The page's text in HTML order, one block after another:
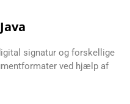
signatur og forskellige
ved hjælp af